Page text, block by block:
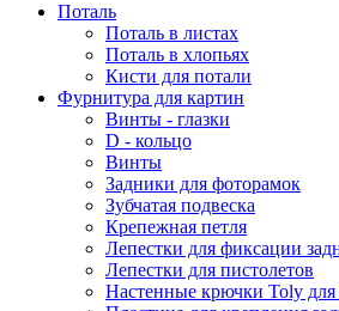
Поталь
Поталь в листах
Поталь в хлопьях
Кисти для потали
Фурнитура для картин
Винты - глазки
D - кольцо
Винты
Задники для фоторамок
Зубчатая подвеска
Крепежная петля
Лепестки для фиксации
Лепестки для пистолетов
Настенные крючки Toly для